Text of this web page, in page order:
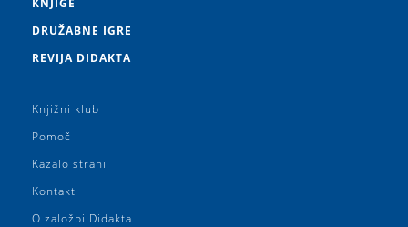
DRUŽABNE IGRE
REVIJA DIDAKTA
Knjižni klub
Pomoč
Kazalo strani
Kontakt
O založbi Didakta